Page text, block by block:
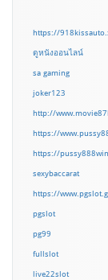
https://
ดูหนังออนไลน์
sa gaming
joker123
http://
https://
https://
sexybaccarat
https://
pgslot
pg99
fullslot
live22slot